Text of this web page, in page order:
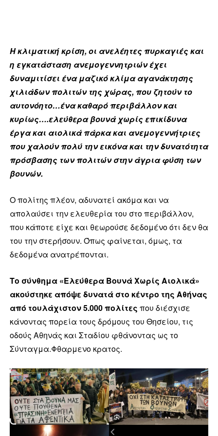
Η κλιματική κρίση, οι ανελέητες πυρκαγιές και
η εγκατάσταση ανεμογεννητριών έχει
δυναμιτίσει ένα μαζικό κλίμα αγανάκτησης
χιλιάδων πολιτών της χώρας, που ζητούν το
αυτονόητο…ένα καθαρό περιβάλλον και
κυρίως….ελεύθερα βουνά χωρίς επικίδυνα
έργα και αιολικά πάρκα και ανεμογεννήτριες
που χαλούν πολύ την εικόνα και την δυνατότητα
πρόσβασης των πολιτών στην άγρια φύση των
βουνών.
Ο πολίτης πλέον, αδυνατεί ακόμα και να
απολαύσει την ελευθερία του στο περιβάλλον,
που κάποτε είχε και θεωρούσε δεδομένο ότι δεν θα
του την στερήσουν. Όπως φαίνεται, όμως, τα
δεδομένα ανατρέπονται.
Το σύνθημα «Ελεύθερα Βουνά Χωρίς Αιολικά»
ακούστηκε απόψε δυνατά στο κέντρο της Αθήνας
από τουλάχιστον 5.000 πολίτες που διέσχισε
κάνοντας πορεία τους δρόμους του Θησείου, τις
οδούς Αθηνάς και Σταδίου φθάνοντας ως το
Σύνταγμα.Φθαρμενο κρατος.